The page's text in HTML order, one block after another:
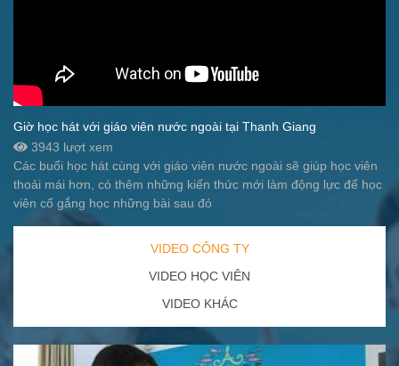
Giờ học hát với giáo viên nước ngoài tại Thanh Giang
3943 lượt xem
Các buổi học hát cùng với giáo viên nước ngoài sẽ giúp học viên
thoải mái hơn, có thêm những kiến thức mới làm động lực để học
viên cố gắng học những bài sau đó
VIDEO CÔNG TY
VIDEO HỌC VIÊN
VIDEO KHÁC
Hoạt động ngoại